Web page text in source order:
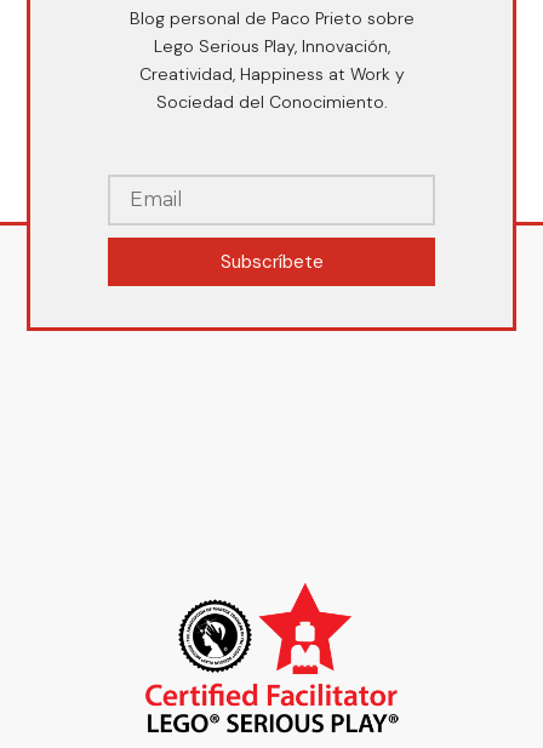
Blog personal de Paco Prieto sobre
Lego Serious Play, Innovación,
Creatividad, Happiness at Work y
Sociedad del Conocimiento.
Subscríbete